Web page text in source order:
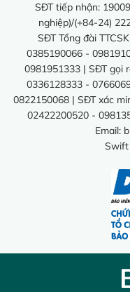
SĐT tiếp nhận:
nghiệp)/(+84-24)
SĐT Tổng đài
0385190066 -
0981951333 | SĐT gọi
0336128333 -
0822150068 | SĐT xác
02422200520 -
Email:
Swift